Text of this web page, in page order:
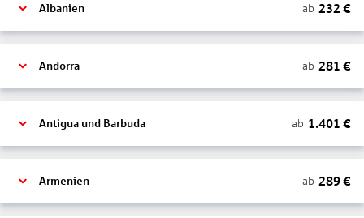
Albanien ab 232 €
Andorra ab 281 €
Antigua und Barbuda ab 1.401 €
Armenien ab 289€